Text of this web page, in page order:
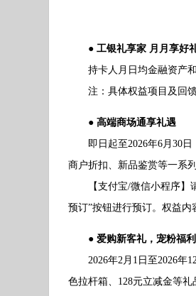
● 工银礼享家 月月享好
持卡人月日均金融资产和
注：具体权益项目及回馈
● 高端商场通享礼遇
即日起至2026年6月30日
商户折扣、新品鉴赏等一系
【支付宝/微信小程序】请
预订”按钮进行预订。权益
● 爱购新客礼，宠粉福
2026年2月1日至2026年12
色拉杆箱、128元立减金等